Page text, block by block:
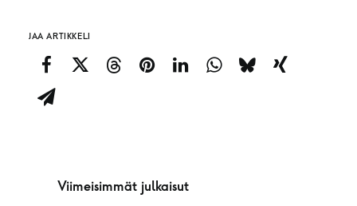
JAA ARTIKKELI
Viimeisimmät julkaisut